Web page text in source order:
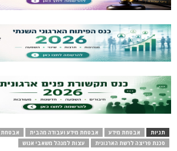
תגיות אבטחת מידע אבטחת מידע ועבודה מהבית
אבטחת
סכנת פריצה לרשת הארגונית
עצות למנהל משאבי אנוש